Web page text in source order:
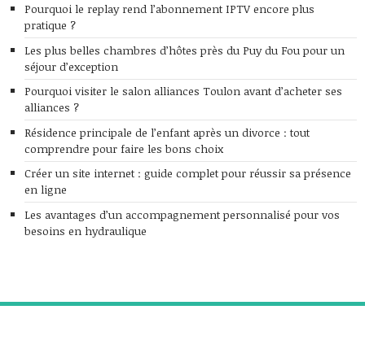
Pourquoi le replay rend l’abonnement IPTV encore plus
pratique ?
Les plus belles chambres d’hôtes près du Puy du Fou pour un
séjour d’exception
Pourquoi visiter le salon alliances Toulon avant d’acheter ses
alliances ?
Résidence principale de l’enfant après un divorce : tout
comprendre pour faire les bons choix
Créer un site internet : guide complet pour réussir sa présence
en ligne
Les avantages d’un accompagnement personnalisé pour vos
besoins en hydraulique